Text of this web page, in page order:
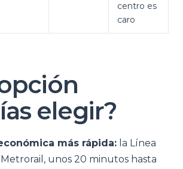
centro es
caro
elegir?
más rápida: la Línea
unos 20 minutos hasta